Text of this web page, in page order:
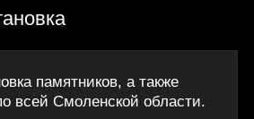
памятников, а также
всей Смоленской области.